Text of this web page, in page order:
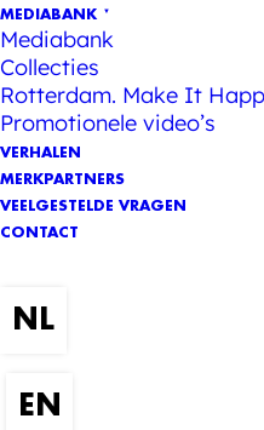
MEDIABANK
Mediabank
Collecties
Rotterdam. Make It
Promotionele video’s
VERHALEN
MERKPARTNERS
VEELGESTELDE VRAGEN
CONTACT